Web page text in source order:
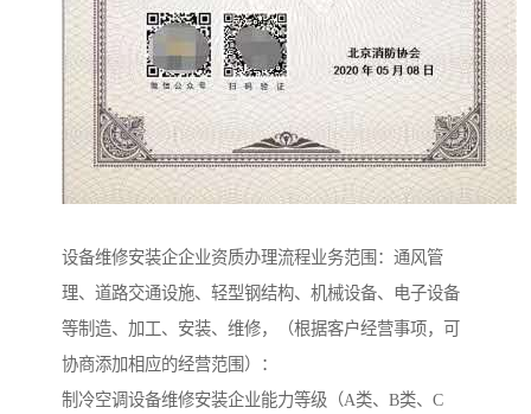
设备维修安装企企业资质办理流程业务范围：通风管
理、道路交通设施、轻型钢结构、机械设备、电子设备
等制造、加工、安装、维修，（根据客户经营事项，可
协商添加相应的经营范围）：
制冷空调设备维修安装企业能力等级（A类、B类、C